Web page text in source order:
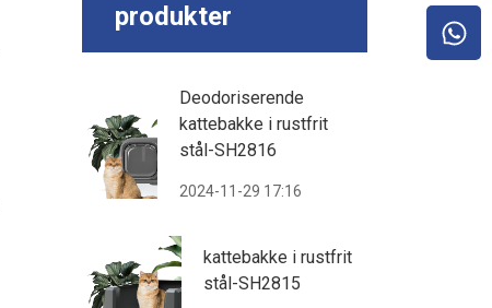
produkter
Deodoriserende
kattebakke i rustfrit
stål-SH2816
2024-11-29 17:16
kattebakke i rustfrit
stål-SH2815